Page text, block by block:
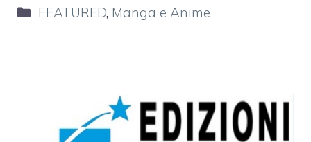
Categorie
FEATURED, Manga e Anime